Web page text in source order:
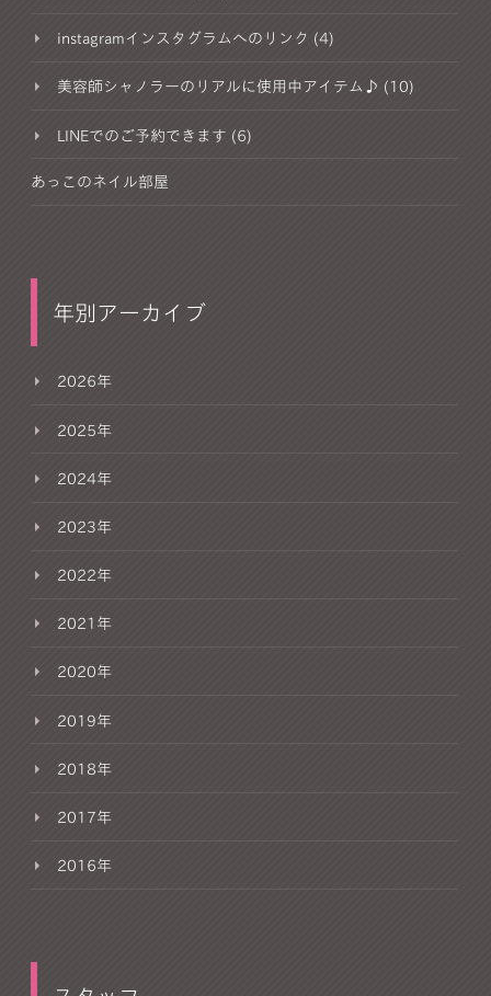
instagramインスタグラムへのリンク (4)
美容師シャノラーのリアルに使用中アイテム♪ (10)
LINEでのご予約できます (6)
あっこのネイル部屋
年別アーカイブ
2026年
2025年
2024年
2023年
2022年
2021年
2020年
2019年
2018年
2017年
2016年